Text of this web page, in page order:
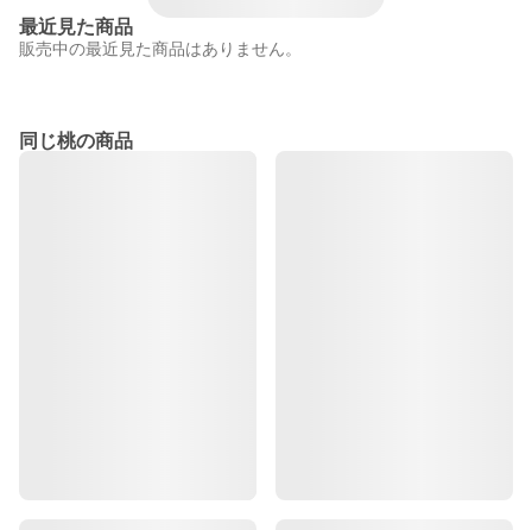
最近見た商品
販売中の最近見た商品はありません。
同じ桃の商品